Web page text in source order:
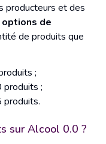
producteurs et des
de
de produits que
;
produits ;
produits.
sur Alcool 0.0 ?